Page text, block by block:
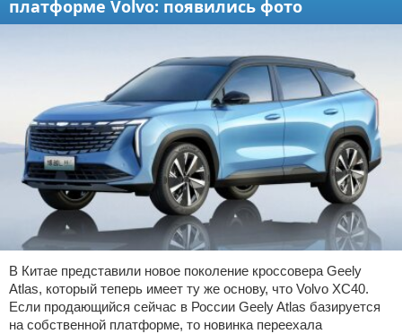
платформе Volvo: появились фото
В Китае представили новое поколение кроссовера Geely
Atlas, который теперь имеет ту же основу, что Volvo XC40.
Если продающийся сейчас в России Geely Atlas базируется
на собственной платформе, то новинка переехала